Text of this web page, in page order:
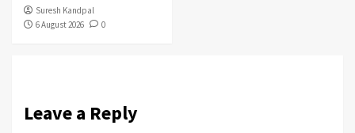
Suresh Kandpal
6 August 2026
0
Leave a Reply